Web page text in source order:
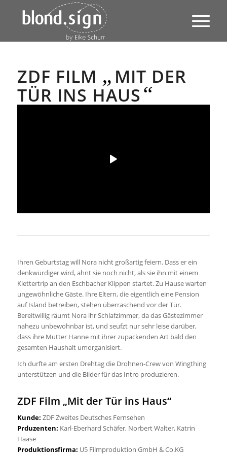
ZDF FILM „ MIT DER
TÜR INS HAUS“
Ihren Geburtstag will Nora nicht großartig feiern. Dass er ein
denkwürdiger wird, ahnt sie noch nicht, als sie ihn mit einem
Klettertrip an den Eschbacher Klippen startet. Zu Hause warten
ungewöhnliche Gäste. Ihre Eltern, die eigentlich eine Pension
auf Island betreiben, stehen überraschend vor der Tür.
Bereitwillig räumt Nora ihr Schlafzimmer, da das Gästezimmer
nahezu unbewohnbar ist, und seufzt nur sehr leise darüber,
dass ihre Mutter Hanne mit ihrer zupackenden Art bald den
gesamten Haushalt umorganisiert.
Ich durfte am ersten Drehtag die Drohnen-Crew von Wingthing
unterstützen und die Bilder für das Intro produzieren.
ZDF Film „Mit der Tür ins Haus“
Kunde: ZDF Zweites Deutsches Fernsehen
Prduzenten: Karl-Eberhard Schäfer, Norbert Walter, Katrin
Haase
Produktionsfirma: U5Filmproduktion GmbH & Co.KG